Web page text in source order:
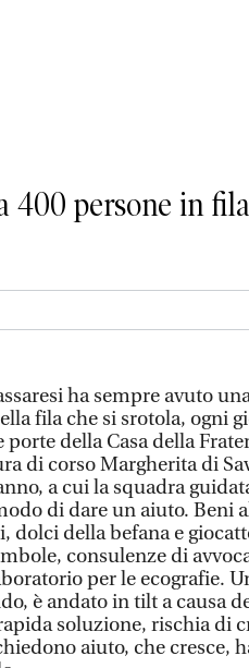
400 persone in
ha sempre avuto
fila che si srotola, ogni
della Casa della
di corso Margherita di
a cui la squadra
di dare un aiuto. Beni
dolci della befana e
consulenze di
per le ecografie.
è andato in tilt a causa
soluzione, rischia di
aiuto, che cresce,